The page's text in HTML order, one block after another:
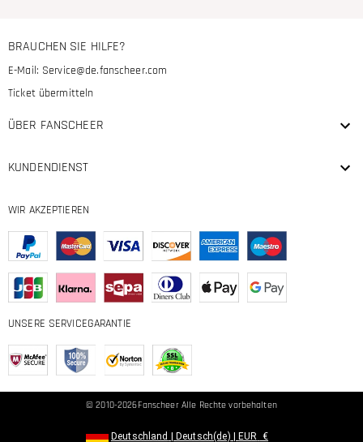
BRAUCHEN SIE HILFE?
E-Mail: Service@de.fanscheer.com
Ticket übermitteln
ÜBER FANSCHEER
KUNDENDIENST
WIR AKZEPTIEREN
UNSERE SERVICEGARANTIE
© 2010-2026FanscheerAlle Rechte vorbehalten
Deutschland Deutsch(de) EUR €